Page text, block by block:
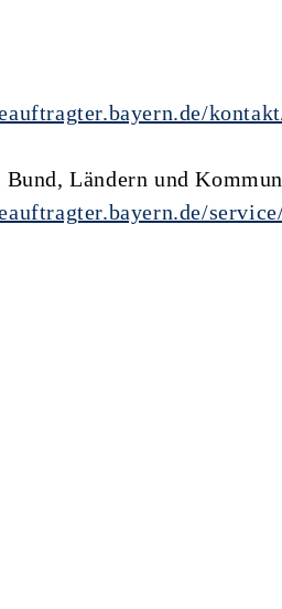
Ländern und